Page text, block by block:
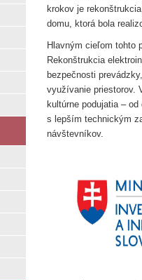
krokov je
domu, ktorá bola
Hlavným cieľom tohto
Rekonštrukcia
bezpečnosti
využívanie priestorov.
kultúrne podujatia –
s lepším technickým
návštevníkov.